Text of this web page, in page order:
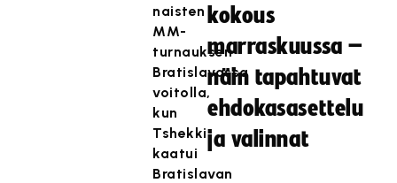
naisten
MM-
turnauksen
Bratislavassa
voitolla,
kun
Tshekki
kaatui
Bratislavan
kokous
marraskuussa –
näin tapahtuvat
ehdokasasettelu
ja valinnat